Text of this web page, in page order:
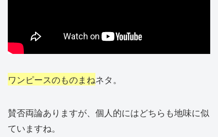
ワンピースのものまねネタ。
賛否両論ありますが、個人的にはどちらも地味に似
ていますね。